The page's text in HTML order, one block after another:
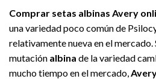
Comprar setas albinas Avery
una variedad poco común de
relativamente nueva en el mercado.
mutación albina de la variedad
mucho tiempo en el mercado,